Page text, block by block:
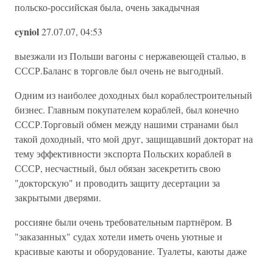
польско-российская была, очень закадычная
cyniol27.07.07, 04:53
выезжали из Польши вагоны с нержавеющей сталью, в
СССР.Баланс в торговле был очень не выгодный.
Одним из наиболее доходных был кораблестроительный
бизнес. Главным покупателем кораблей, был конечно
СССР.Торговый обмен между нашими странами был
такой доходный, что мой друг, защищавший докторат на
тему эффективности экспорта Польских кораблей в
СССР, несчастный, был обязан засекретить свою
"докторскую" и проводить защиту десертации за
закрытыми дверями.
россияне были очень требовательным партнёром. В
"заказанных" судах хотели иметь очень уютные и
красивые каюты и оборудование. Туалеты, каюты даже